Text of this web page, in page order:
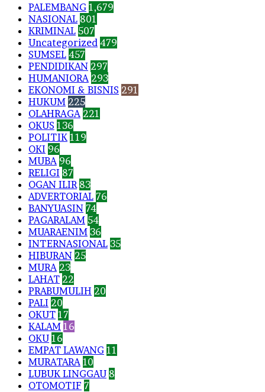
PALEMBANG 1,679
NASIONAL 801
KRIMINAL 507
Uncategorized 479
SUMSEL 457
PENDIDIKAN 297
HUMANIORA 293
EKONOMI & BISNIS 291
HUKUM 225
OLAHRAGA 221
OKUS 136
POLITIK 119
OKI 96
MUBA 96
RELIGI 87
OGAN ILIR 83
ADVERTORIAL 76
BANYUASIN 74
PAGARALAM 54
MUARAENIM 36
INTERNASIONAL 35
HIBURAN 25
MURA 23
LAHAT 22
PRABUMULIH 20
PALI 20
OKUT 17
KALAM 16
OKU 16
EMPAT LAWANG 11
MURATARA 10
LUBUK LINGGAU 8
OTOMOTIF 7